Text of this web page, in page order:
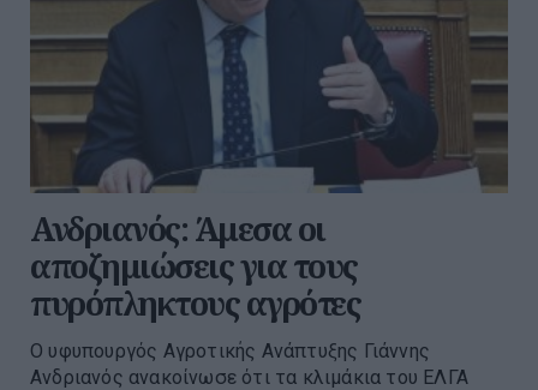
Ανδριανός: Άμεσα οι
αποζημιώσεις για τους
πυρόπληκτους αγρότες
Ο υφυπουργός Αγροτικής Ανάπτυξης Γιάννης
Ανδριανός ανακοίνωσε ότι τα κλιμάκια του ΕΛΓΑ